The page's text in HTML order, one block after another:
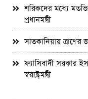
শরিকদের মধ্যে
প্রধানমন্ত্রী
সাতকানিয়ায় ত্রাণের
ফ্যাসিবাদী সরকার
স্বরাষ্ট্রমন্ত্রী